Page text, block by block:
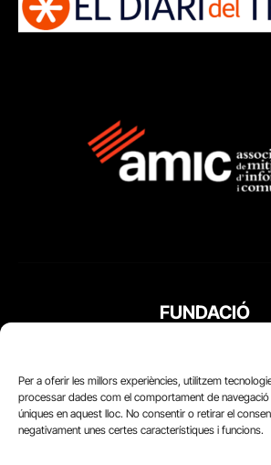
Per a oferir les millors experiències, utilitzem
processar dades com el comportament de
úniques en aquest lloc. No consentir o retirar el
negativament unes certes característiques i funcions.
FUNDACIÓ